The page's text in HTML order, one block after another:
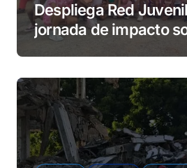
Despliega Red
jornada de impacto